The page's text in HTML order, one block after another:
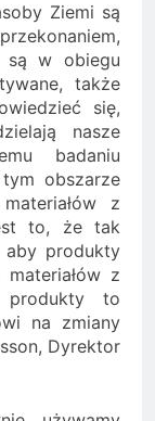
Ziemi są
są w obiegu
także
się,
nasze
badaniu
obszarze
z
to, że tak
produkty
z
produkty to
na zmiany
Dyrektor